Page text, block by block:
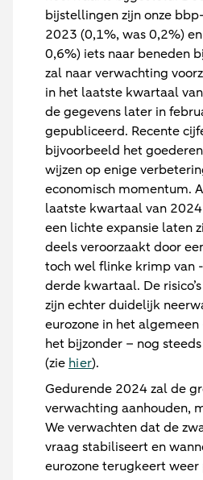
bijstellingen zijn onze
2023 (0,1%, was 0,2%)
0,6%) iets naar beneden
zal naar verwachting
in het laatste kwartaal
de gegevens later in
gepubliceerd. Recente
bijvoorbeeld het
wijzen op enige
economisch momentum.
laatste kwartaal van
een lichte expansie laten
deels veroorzaakt door
toch wel flinke krimp van
derde kwartaal. De
zijn echter duidelijk
eurozone in het
het bijzonder – nog
(zie hier).
Gedurende 2024 zal de
verwachting aanhouden,
We verwachten dat de
vraag stabiliseert en
eurozone terugkeert